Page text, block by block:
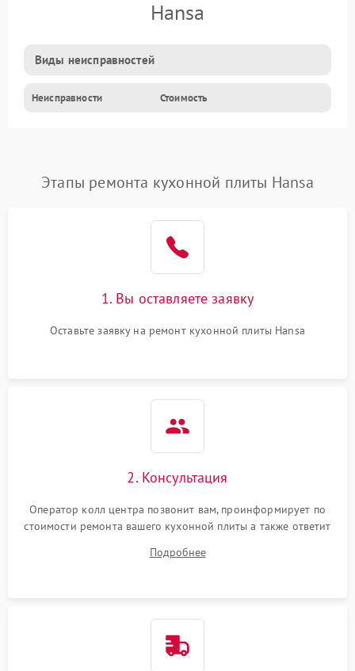
Hansa
Виды неисправностей
Неисправности Стоимость
Этапы ремонта кухонной плиты Hansa
1. Вы оставляете заявку
Оставьте заявку на ремонт кухонной плиты Hansa
2. Консультация
Оператор колл центра позвонит вам, проинформирует по
стоимости ремонта вашего кухонной плиты а также ответит
Подробнее